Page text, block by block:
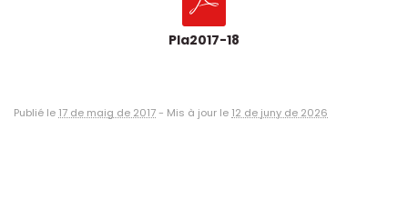
Pla2017-18
Publié le 17 de maig de 2017- Mis à jour le 12 de juny de 2026